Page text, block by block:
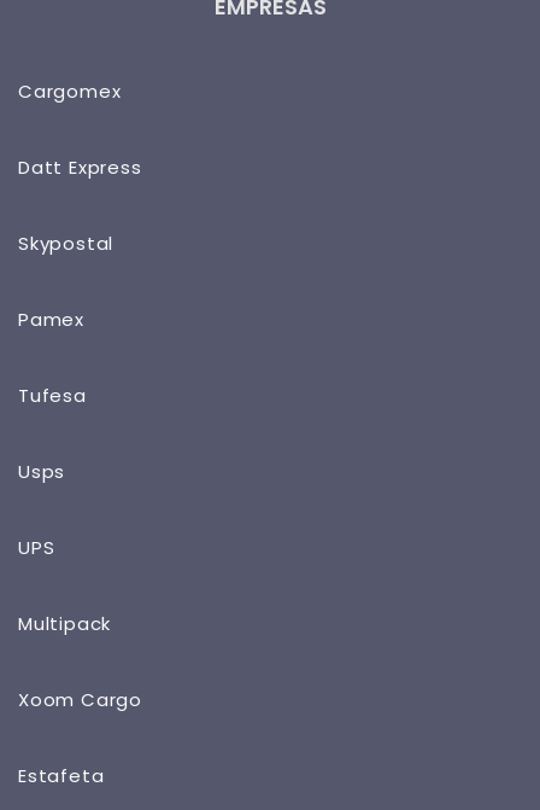
EMPRESAS
Cargomex
Datt Express
Skypostal
Pamex
Tufesa
Usps
UPS
Multipack
Xoom Cargo
Estafeta